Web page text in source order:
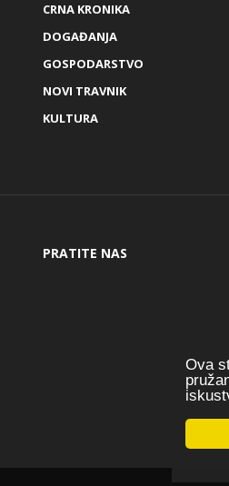
Ova
CRNA KRONIKA
DOGAĐANJA
GOSPODARSTVO
NOVI TRAVNIK
KULTURA
PRATITE NAS